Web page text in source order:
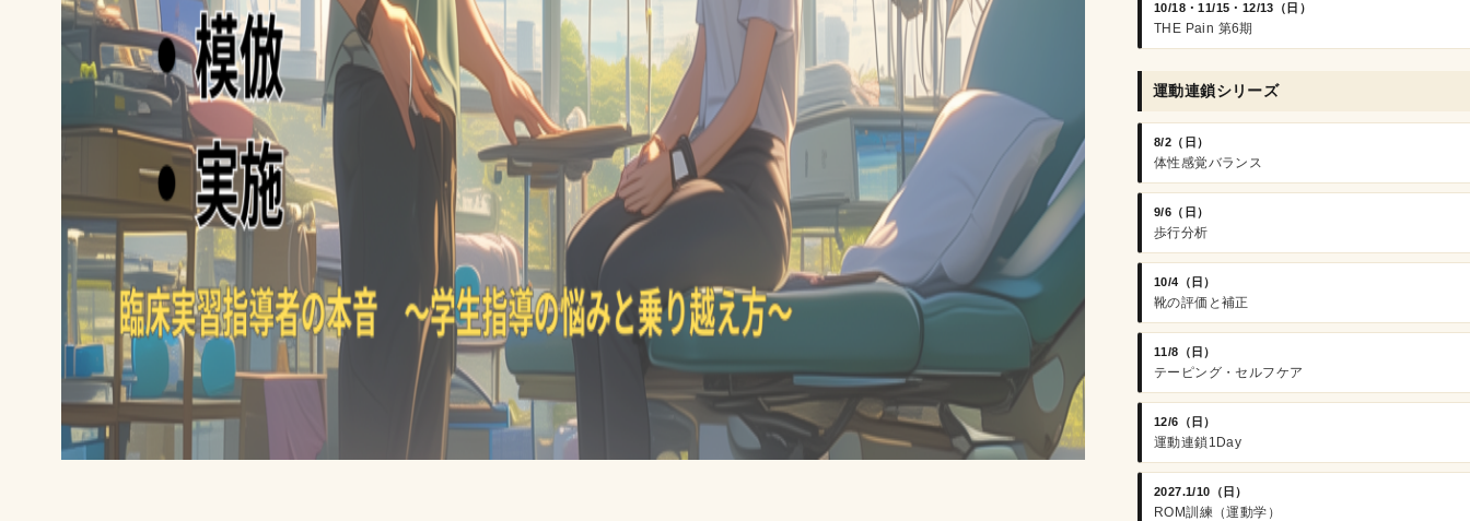
10/18・11/15・12/13（日）
THE Pain 第6期
運動連鎖シリーズ
8/2（日）
体性感覚バランス
9/6（日）
歩行分析
10/4（日）
靴の評価と補正
11/8（日）
テーピング・セルフケア
12/6（日）
運動連鎖1Day
2027.1/10（日）
ROM訓練（運動学）